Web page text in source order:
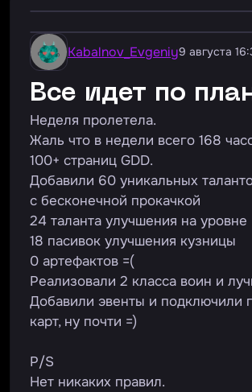
Kabalnov_Evgeniy9 августа
Все идет по
Неделя пролетела.
Жаль что в недели всего 168
100+ страниц GDD.
Добавили 60 уникальных
с бесконечной прокачкой
24 таланта улучшения на уровне
18 пасивок улучшения кузницы
0 артефактов =(
Реализовали 2 класса воин и
Добавили эвенты и подключили
карт, ну почти =)
P/S
Нет никаких правил.